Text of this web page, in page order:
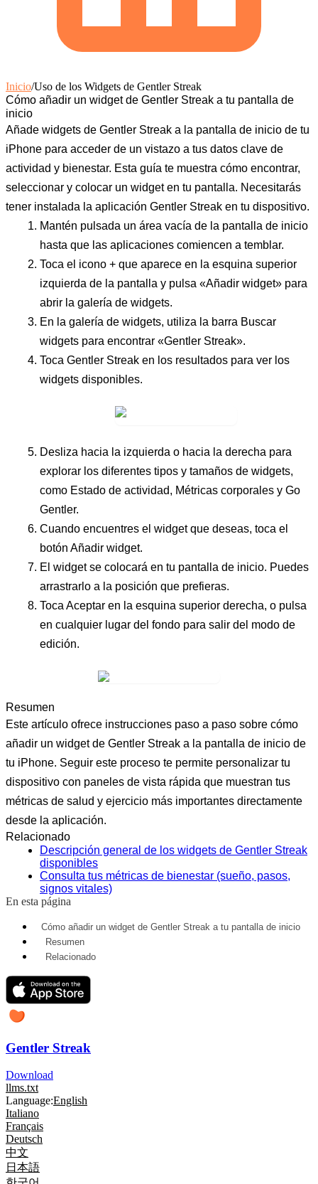
Inicio/Uso de los Widgets de Gentler Streak
Cómo añadir un widget de Gentler Streak a tu pantalla de
inicio
Añade widgets de Gentler Streak a la pantalla de inicio de tu
iPhone para acceder de un vistazo a tus datos clave de
actividad y bienestar. Esta guía te muestra cómo encontrar,
seleccionar y colocar un widget en tu pantalla. Necesitarás
tener instalada la aplicación Gentler Streak en tu dispositivo.
Mantén pulsada un área vacía de la pantalla de inicio
hasta que las aplicaciones comiencen a temblar.
Toca el icono + que aparece en la esquina superior
izquierda de la pantalla y pulsa «Añadir widget» para
abrir la galería de widgets.
En la galería de widgets, utiliza la barra Buscar
widgets para encontrar «Gentler Streak».
Toca Gentler Streak en los resultados para ver los
widgets disponibles.
Desliza hacia la izquierda o hacia la derecha para
explorar los diferentes tipos y tamaños de widgets,
como Estado de actividad, Métricas corporales y Go
Gentler.
Cuando encuentres el widget que deseas, toca el
botón Añadir widget.
El widget se colocará en tu pantalla de inicio. Puedes
arrastrarlo a la posición que prefieras.
Toca Aceptar en la esquina superior derecha, o pulsa
en cualquier lugar del fondo para salir del modo de
edición.
Resumen
Este artículo ofrece instrucciones paso a paso sobre cómo
añadir un widget de Gentler Streak a la pantalla de inicio de
tu iPhone. Seguir este proceso te permite personalizar tu
dispositivo con paneles de vista rápida que muestran tus
métricas de salud y ejercicio más importantes directamente
desde la aplicación.
Relacionado
Descripción general de los widgets de Gentler Streak
disponibles
Consulta tus métricas de bienestar (sueño, pasos,
signos vitales)
En esta página
Cómo añadir un widget de Gentler Streak a tu pantalla de inicio
Resumen
Relacionado
Gentler Streak
Download
llms.txt
Language:English
Italiano
Français
Deutsch
中文
日本語